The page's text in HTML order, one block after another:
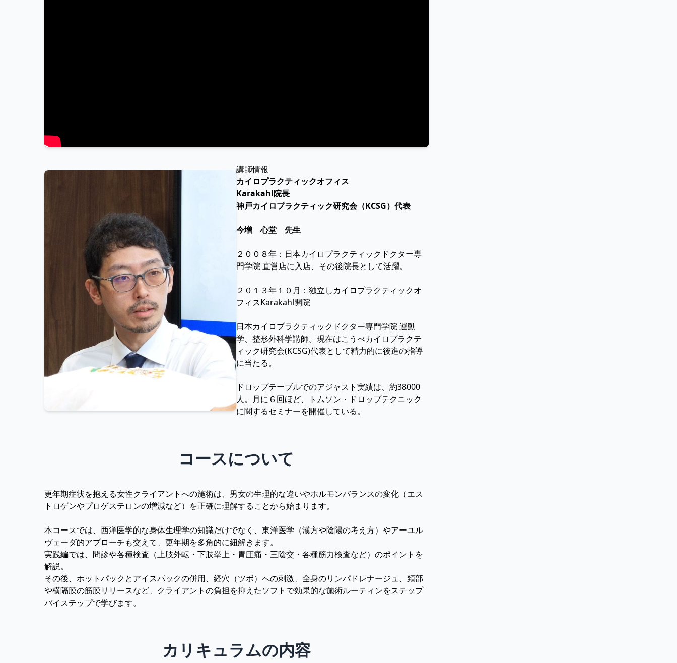
講師情報
カイロプラクティックオフィス
Karakahl院長
神戸カイロプラクティック研究会（KCSG）代表
今増 心堂 先生
２００８年：日本カイロプラクティックドクター専
門学院 直営店に入店、その後院長として活躍。
２０１３年１０月：独立しカイロプラクティックオ
フィスKarakahl開院
日本カイロプラクティックドクター専門学院 運動
学、整形外科学講師。現在はこうべカイロプラクテ
ィック研究会(KCSG)代表として精力的に後進の指導
に当たる。
ドロップテーブルでのアジャスト実績は、約38000
人。月に６回ほど、トムソン・ドロップテクニック
に関するセミナーを開催している。
コースについて
更年期症状を抱える女性クライアントへの施術は、男女の生理的な違いやホルモンバランスの変化（エス
トロゲンやプロゲステロンの増減など）を正確に理解することから始まります。
本コースでは、西洋医学的な身体生理学の知識だけでなく、東洋医学（漢方や陰陽の考え方）やアーユル
ヴェーダ的アプローチも交えて、更年期を多角的に紐解きます。
実践編では、問診や各種検査（上肢外転・下肢挙上・胃圧痛・三陰交・各種筋力検査など）のポイントを
解説。
その後、ホットパックとアイスパックの併用、経穴（ツボ）への刺激、全身のリンパドレナージュ、頚部
や横隔膜の筋膜リリースなど、クライアントの負担を抑えたソフトで効果的な施術ルーティンをステップ
バイステップで学びます。
カリキュラムの内容